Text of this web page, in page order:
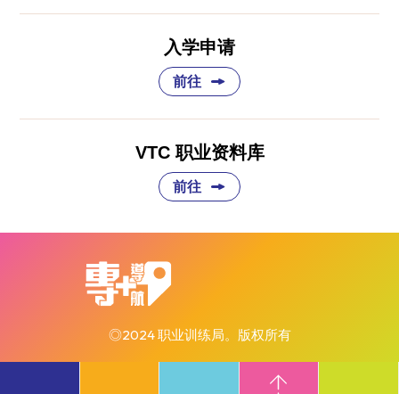
入学申请
前往
VTC 职业资料库
前往
◎2024 职业训练局。版权所有